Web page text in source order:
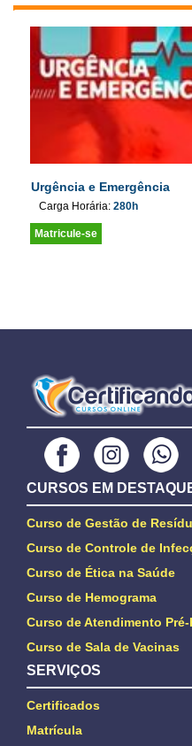
Urgência e Emergência
Carga Horária: 280h
Matricule-se
CURSOS EM
Curso de Gestão de
Curso de Controle de
Curso de Ética na Saúde
Curso de Hemograma
Curso de Atendimento
Curso de Sala de Vacinas
SERVIÇOS
Certificados
Matrícula